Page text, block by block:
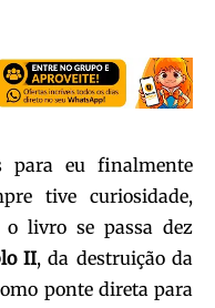
para eu finalmente
tive curiosidade,
o livro se passa dez
II, da destruição da
ponte direta para